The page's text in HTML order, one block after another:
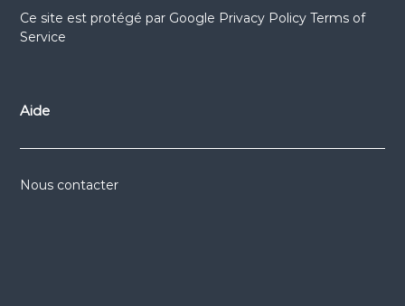
Ce site est protégé par Google Privacy Policy Terms of
Service
Aide
Nous contacter